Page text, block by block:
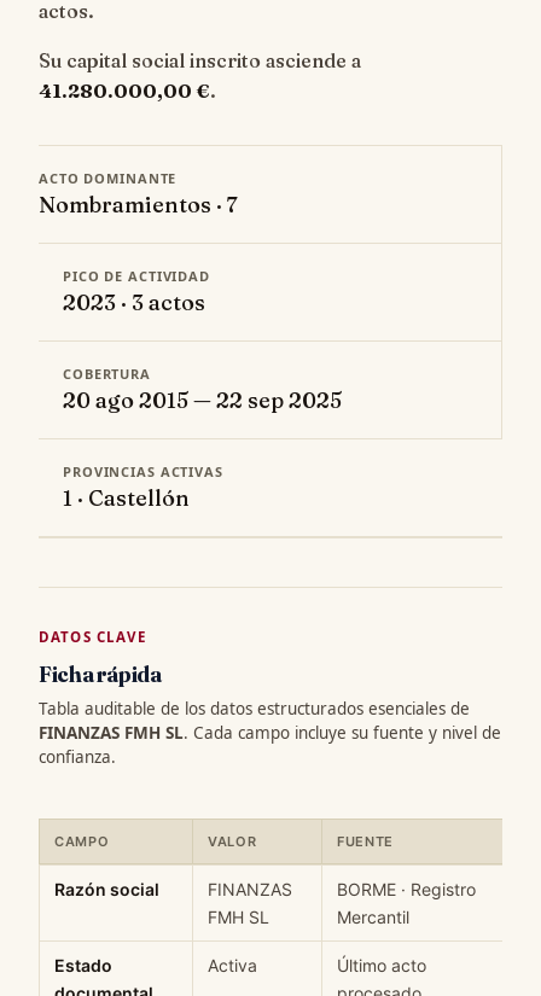
actos.
Su capital social inscrito asciende a
41.280.000,00 €.
ACTO DOMINANTE
Nombramientos · 7
PICO DE ACTIVIDAD
2023 · 3 actos
COBERTURA
20 ago 2015 — 22 sep 2025
PROVINCIAS ACTIVAS
1 · Castellón
DATOS CLAVE
Ficha rápida
Tabla auditable de los datos estructurados esenciales de
FINANZAS FMH SL. Cada campo incluye su fuente y nivel de
confianza.
CAMPO VALOR FUENTE
Razón social
FINANZAS
FMH SL
BORME · Registro
Mercantil
Estado
Activa
Último acto